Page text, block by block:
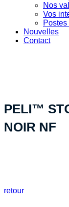
Nos
Vos
Nouvelles
Contact
PELI™
NOIR NF
retour